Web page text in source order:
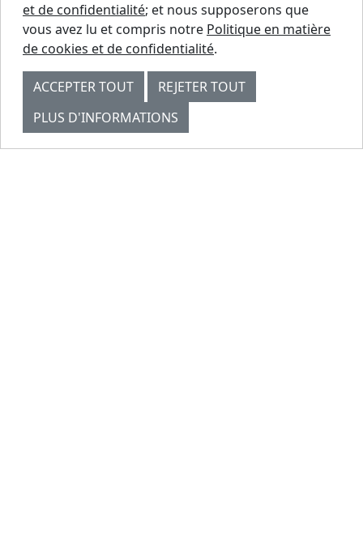
et de confidentialité; et nous supposerons que
vous avez lu et compris notre Politique en matière
de cookies et de confidentialité.
ACCEPTER TOUT
REJETER TOUT
PLUS D'INFORMATIONS